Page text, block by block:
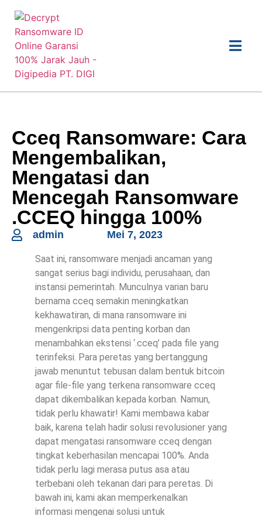
Cceq Ransomware: Cara
Mengembalikan,
Mengatasi dan
Mencegah Ransomware
.CCEQ hingga 100%
admin Mei 7, 2023
Saat ini, ransomware menjadi ancaman yang
sangat serius bagi individu, perusahaan, dan
instansi pemerintah. Munculnya varian baru
bernama cceq semakin meningkatkan
kekhawatiran, di mana ransomware ini
mengenkripsi data penting korban dan
menambahkan ekstensi ‘.cceq’ pada file yang
terinfeksi. Para peretas yang bertanggung
jawab menuntut tebusan dalam bentuk bitcoin
agar file-file yang terkena ransomware cceq
dapat dikembalikan kepada korban. Namun,
tidak perlu khawatir! Kami membawa kabar
baik, karena telah hadir solusi revolusioner yang
dapat mengatasi ransomware cceq dengan
tingkat keberhasilan mencapai 100%. Anda
tidak perlu lagi merasa putus asa atau
terbebani oleh tekanan dari para peretas. Di
bawah ini, kami akan memperkenalkan
informasi mengenai solusi untuk